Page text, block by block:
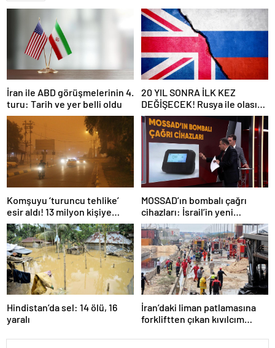
İran ile ABD görüşmelerinin 4.
turu: Tarih ve yer belli oldu
20 YIL SONRA İLK KEZ
DEĞİŞECEK! Rusya ile olası
savaş… İngiltere’nin gizli
planı güncelleniyor!
Komşuyu ‘turuncu tehlike’
esir aldı! 13 milyon kişiye
“evde kalın” uyarısı…
MOSSAD’ın bombalı çağrı
cihazları: İsrail’in yeni
suikastını MİT önledi
Hindistan’da sel: 14 ölü, 16
yaralı
İran’daki liman patlamasına
forkliftten çıkan kıvılcım